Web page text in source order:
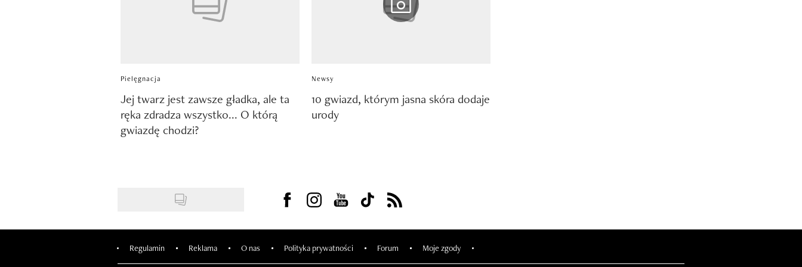
Pielęgnacja
Jej twarz jest zawsze gładka, ale ta
ręka zdradza wszystko... O którą
gwiazdę chodzi?
Newsy
10 gwiazd, którym jasna skóra dodaje
urody
Visit us on Facebook
Visit us on Instagram
Visit us on Youtube
Visit us on Tiktok
Visit us on Rss
Regulamin Reklama O nas Polityka prywatności Forum Moje zgody